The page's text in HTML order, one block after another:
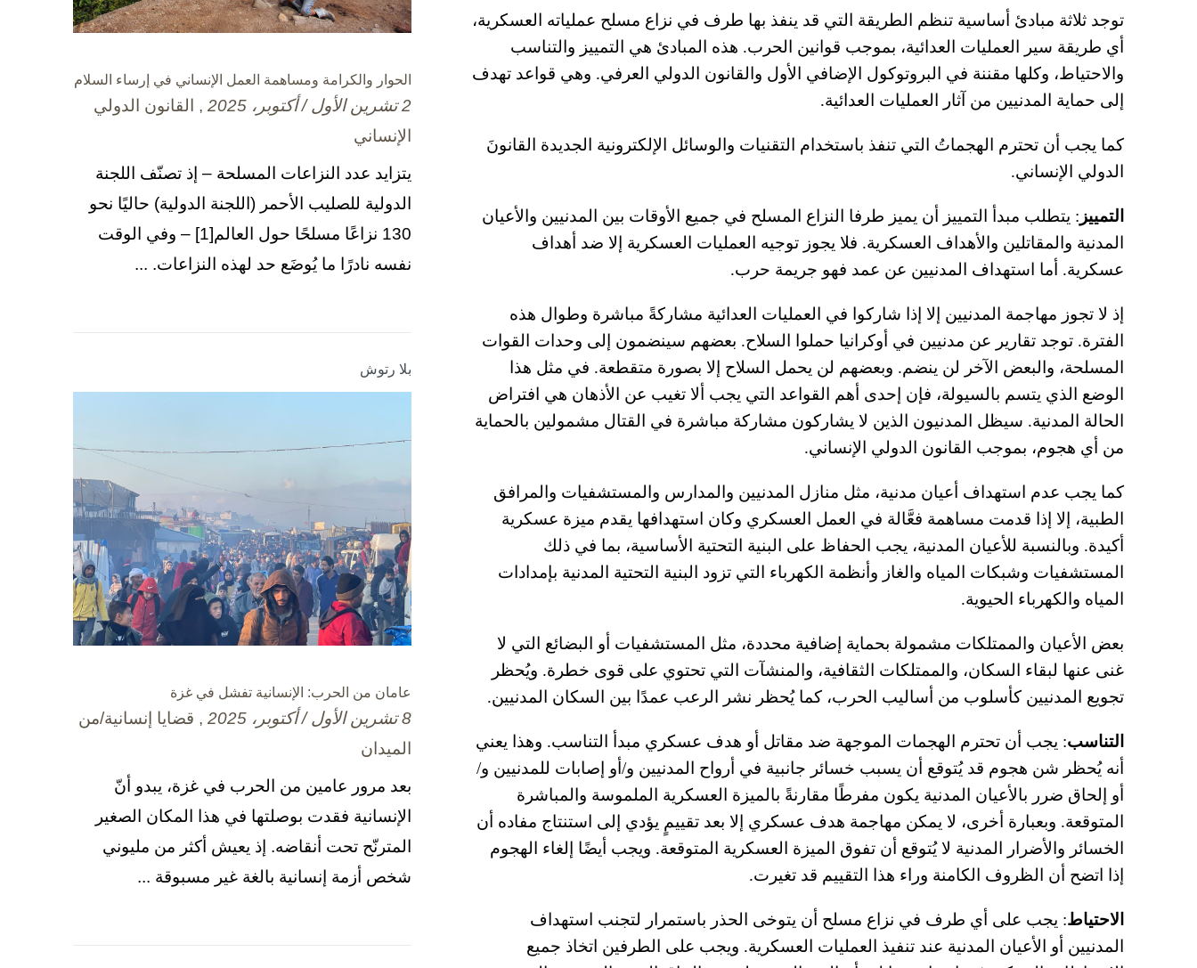
توجد ثلاثة مبادئ أساسية تنظم الطريقة التي قد ينفذ بها طرف في نزاع مسلح عملياته العسكرية،
أي طريقة سير العمليات العدائية، بموجب قوانين الحرب. هذه المبادئ هي التمييز والتناسب
والاحتياط، وكلها مقننة في البروتوكول الإضافي الأول والقانون الدولي العرفي. وهي قواعد تهدف
إلى حماية المدنيين من آثار العمليات العدائية.
كما يجب أن تحترم الهجماتُ التي تنفذ باستخدام التقنيات والوسائل الإلكترونية الجديدة القانونَ
الدولي الإنساني.
التمييز : يتطلب مبدأ التمييز أن يميز طرفا النزاع المسلح في جميع الأوقات بين المدنيين والأعيان
المدنية والمقاتلين والأهداف العسكرية. فلا يجوز توجيه العمليات العسكرية إلا ضد أهداف
عسكرية. أما استهداف المدنيين عن عمد فهو جريمة حرب.
إذ لا تجوز مهاجمة المدنيين إلا إذا شاركوا في العمليات العدائية مشاركةً مباشرة وطوال هذه
الفترة. توجد تقارير عن مدنيين في أوكرانيا حملوا السلاح. بعضهم سينضمون إلى وحدات القوات
المسلحة، والبعض الآخر لن ينضم. وبعضهم لن يحمل السلاح إلا بصورة متقطعة. في مثل هذا
الوضع الذي يتسم بالسيولة، فإن إحدى أهم القواعد التي يجب ألا تغيب عن الأذهان هي افتراض
الحالة المدنية. سيظل المدنيون الذين لا يشاركون مشاركة مباشرة في القتال مشمولين بالحماية
من أي هجوم، بموجب القانون الدولي الإنساني.
كما يجب عدم استهداف أعيان مدنية، مثل منازل المدنيين والمدارس والمستشفيات والمرافق
الطبية، إلا إذا قدمت مساهمة فعَّالة في العمل العسكري وكان استهدافها يقدم ميزة عسكرية
أكيدة. وبالنسبة للأعيان المدنية، يجب الحفاظ على البنية التحتية الأساسية، بما في ذلك
المستشفيات وشبكات المياه والغاز وأنظمة الكهرباء التي تزود البنية التحتية المدنية بإمدادات
المياه والكهرباء الحيوية.
بعض الأعيان والممتلكات مشمولة بحماية إضافية محددة، مثل المستشفيات أو البضائع التي لا
غنى عنها لبقاء السكان، والممتلكات الثقافية، والمنشآت التي تحتوي على قوى خطرة. ويُحظر
تجويع المدنيين كأسلوب من أساليب الحرب، كما يُحظر نشر الرعب عمدًا بين السكان المدنيين.
التناسب: يجب أن تحترم الهجمات الموجهة ضد مقاتل أو هدف عسكري مبدأ التناسب. وهذا يعني
أنه يُحظر شن هجوم قد يُتوقع أن يسبب خسائر جانبية في أرواح المدنيين و/أو إصابات للمدنيين و/
أو إلحاق ضرر بالأعيان المدنية يكون مفرطًا مقارنةً بالميزة العسكرية الملموسة والمباشرة
المتوقعة. وبعبارة أخرى، لا يمكن مهاجمة هدف عسكري إلا بعد تقييمٍ يؤدي إلى استنتاج مفاده أن
الخسائر والأضرار المدنية لا يُتوقع أن تفوق الميزة العسكرية المتوقعة. ويجب أيضًا إلغاء الهجوم
إذا اتضح أن الظروف الكامنة وراء هذا التقييم قد تغيرت.
الاحتياط: يجب على أي طرف في نزاع مسلح أن يتوخى الحذر باستمرار لتجنب استهداف
المدنيين أو الأعيان المدنية عند تنفيذ العمليات العسكرية. ويجب على الطرفين اتخاذ جميع
الحوار والكرامة ومساهمة العمل الإنساني في إرساء السلام
2 تشرين الأول / أكتوبر، 2025
, القانون الدولي
الإنساني
يتزايد عدد النزاعات المسلحة – إذ تصنّف اللجنة
الدولية للصليب الأحمر (اللجنة الدولية) حاليًا نحو
130 نزاعًا مسلحًا حول العالم[1] – وفي الوقت
نفسه نادرًا ما يُوضَع حد لهذه النزاعات. ...
بلا رتوش
عامان من الحرب: الإنسانية تفشل في غزة
8 تشرين الأول / أكتوبر، 2025
, قضايا إنسانية/من
الميدان
بعد مرور عامين من الحرب في غزة، يبدو أنّ
الإنسانية فقدت بوصلتها في هذا المكان الصغير
المترنّح تحت أنقاضه. إذ يعيش أكثر من مليوني
شخص أزمة إنسانية بالغة غير مسبوقة ...